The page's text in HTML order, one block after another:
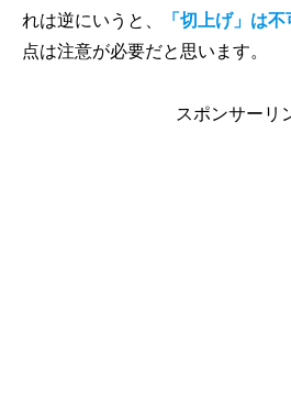
れは逆にいうと、
「切上げ」は不
点は注意が必要だと思います。
スポンサーリ